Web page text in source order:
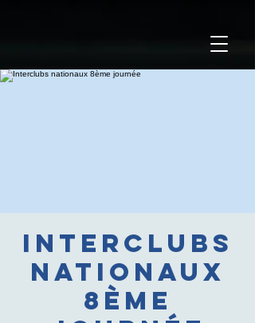
Interclubs
nationaux
8ème